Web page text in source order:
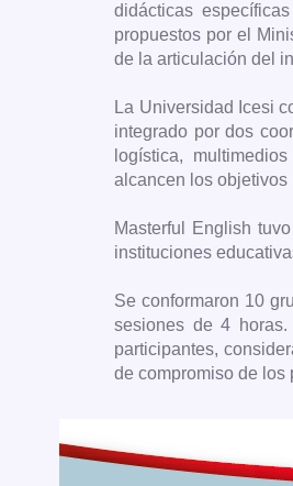
didácticas
propuestos por el
de la articulación del
La Universidad Icesi
integrado por dos
logística,
alcancen los objetivos
Masterful English
instituciones
Se conformaron 10
sesiones de 4
participantes,
de compromiso de los